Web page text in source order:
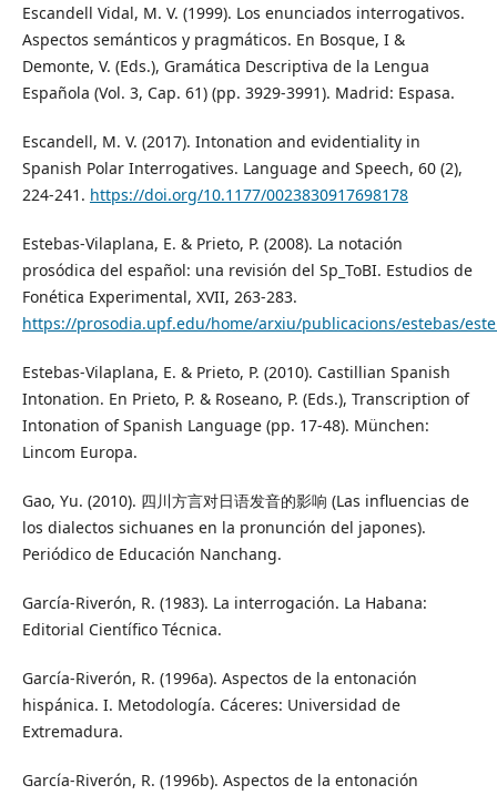
Escandell Vidal, M. V. (1999). Los enunciados interrogativos.
Aspectos semánticos y pragmáticos. En Bosque, I &
Demonte, V. (Eds.), Gramática Descriptiva de la Lengua
Española (Vol. 3, Cap. 61) (pp. 3929-3991). Madrid: Espasa.
Escandell, M. V. (2017). Intonation and evidentiality in
Spanish Polar Interrogatives. Language and Speech, 60 (2),
224-241. https://doi.org/10.1177/0023830917698178
Estebas-Vilaplana, E. & Prieto, P. (2008). La notación
prosódica del español: una revisión del Sp_ToBI. Estudios de
Fonética Experimental, XVII, 263-283.
https://prosodia.upf.edu/home/arxiu/publicacions/estebas/
Estebas-Vilaplana, E. & Prieto, P. (2010). Castillian Spanish
Intonation. En Prieto, P. & Roseano, P. (Eds.), Transcription of
Intonation of Spanish Language (pp. 17-48). München:
Lincom Europa.
Gao, Yu. (2010). 四川方言对日语发音的影响 (Las influencias de
los dialectos sichuanes en la pronunción del japones).
Periódico de Educación Nanchang.
García-Riverón, R. (1983). La interrogación. La Habana:
Editorial Científico Técnica.
García-Riverón, R. (1996a). Aspectos de la entonación
hispánica. I. Metodología. Cáceres: Universidad de
Extremadura.
García-Riverón, R. (1996b). Aspectos de la entonación